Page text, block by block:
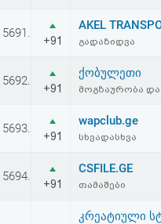
5691.
+91
AKEL
გადაზიდვა
5692.
+91
ქობულეთი
მოგზაურობა და
5693.
+91
wapclub.ge
სხვადასხვა
5694.
+91
CSFILE.GE
თამაშები
კრეატიული